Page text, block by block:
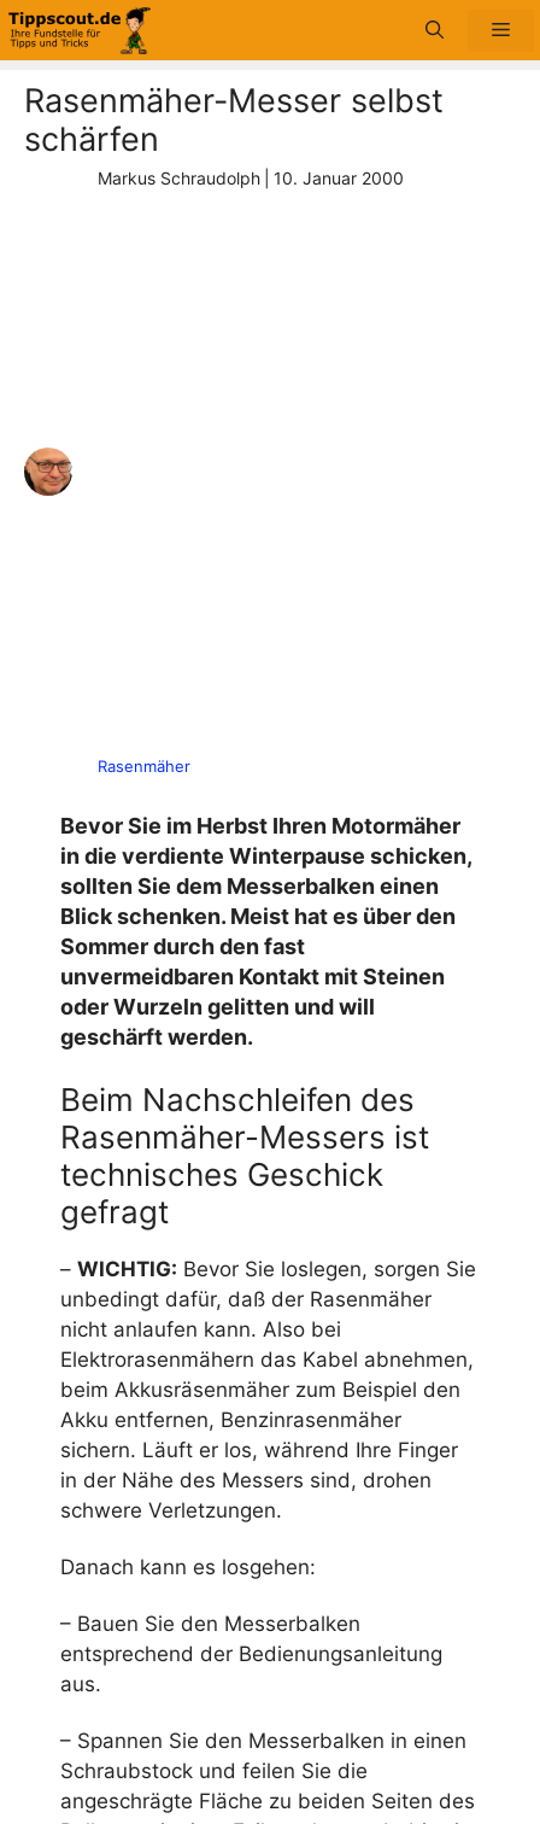
Zum
Inhalt
Rasenmäher-Messer selbst
schärfen
Markus Schraudolph 10. Januar 2000
Rasenmäher
Bevor Sie im Herbst Ihren Motormäher
in die verdiente Winterpause schicken,
sollten Sie dem Messerbalken einen
Blick schenken. Meist hat es über den
Sommer durch den fast
unvermeidbaren Kontakt mit Steinen
oder Wurzeln gelitten und will
geschärft werden.
Beim Nachschleifen des
Rasenmäher-Messers ist
technisches Geschick
gefragt
– WICHTIG: Bevor Sie loslegen, sorgen Sie
unbedingt dafür, daß der Rasenmäher
nicht anlaufen kann. Also bei
Elektrorasenmähern das Kabel abnehmen,
beim Akkusräsenmäher zum Beispiel den
Akku entfernen, Benzinrasenmäher
sichern. Läuft er los, während Ihre Finger
in der Nähe des Messers sind, drohen
schwere Verletzungen.
Danach kann es losgehen:
– Bauen Sie den Messerbalken
entsprechend der Bedienungsanleitung
aus.
– Spannen Sie den Messerbalken in einen
Schraubstock und feilen Sie die
angeschrägte Fläche zu beiden Seiten des